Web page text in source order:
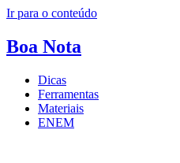
Ir para o conteúdo
Boa Nota
Dicas
Ferramentas
Materiais
ENEM